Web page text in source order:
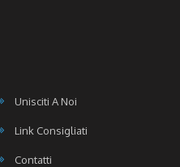
Unisciti A Noi
Link Consigliati
Contatti